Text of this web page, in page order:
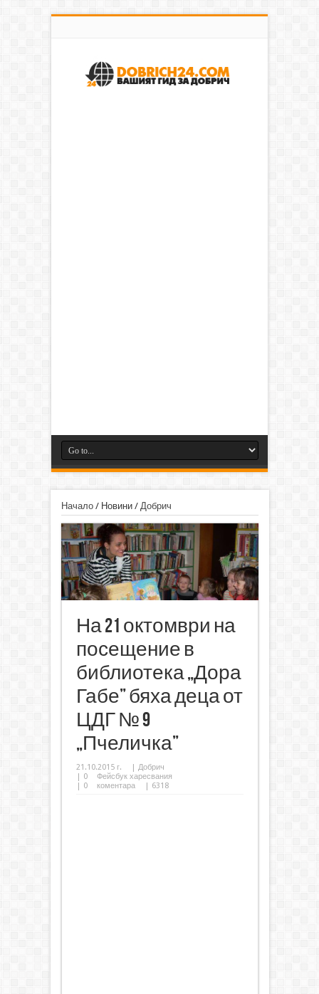
Начало/ Новини/ Добрич
На 21 октомври на
посещение в
библиотека „Дора
Габе” бяха деца от
ЦДГ № 9
„Пчеличка”
21.10.2015 г.
Добрич
0
Фейсбук харесвания
0 коментара | 6318